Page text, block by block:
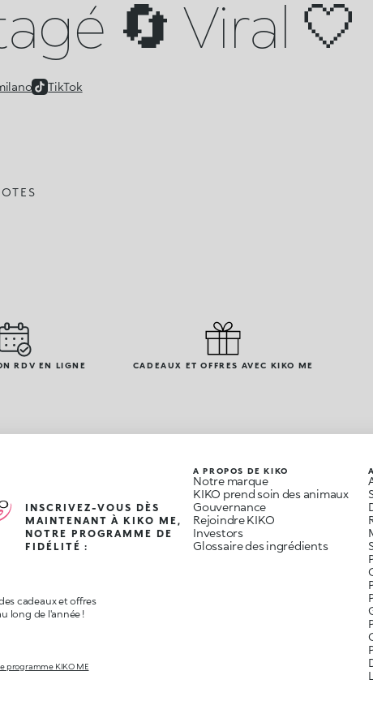
🔄 Viral 🤍
TikTok
RDV EN LIGNE CADEAUX ET OFFRES AVEC KIKO ME
INSCRIVEZ-VOUS DÈS
MAINTENANT À KIKO ME,
NOTRE PROGRAMME DE
FIDÉLITÉ :
cadeaux et offres
long de l'année !
programme KIKO ME
A PROPOS DE KIKO
Notre marque
KIKO prend soin des animaux
Gouvernance
Rejoindre KIKO
Investors
Glossaire des ingrédients